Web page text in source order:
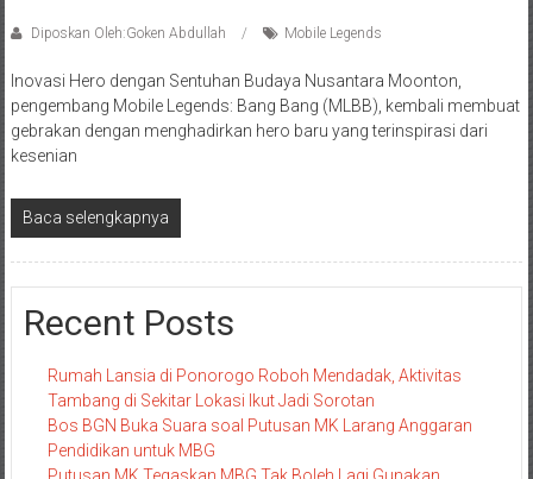
Diposkan Oleh:Goken Abdullah Mobile Legends
Inovasi Hero dengan Sentuhan Budaya Nusantara Moonton,
pengembang Mobile Legends: Bang Bang (MLBB), kembali membuat
gebrakan dengan menghadirkan hero baru yang terinspirasi dari
kesenian
Baca selengkapnya
Recent Posts
Rumah Lansia di Ponorogo Roboh Mendadak, Aktivitas
Tambang di Sekitar Lokasi Ikut Jadi Sorotan
Bos BGN Buka Suara soal Putusan MK Larang Anggaran
Pendidikan untuk MBG